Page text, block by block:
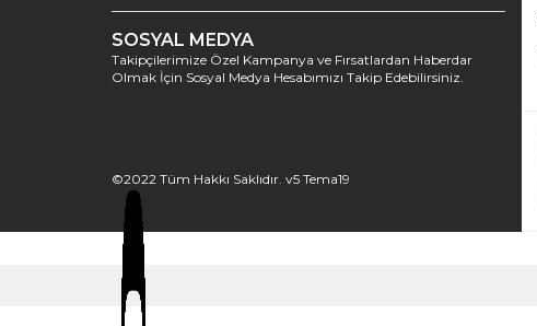
SOSYAL MEDYA
Takipçilerimize Özel Kampanya ve Fırsatlardan Haberdar
Olmak İçin Sosyal Medya Hesabımızı Takip Edebilirsiniz.
©2022 Tüm Hakkı Saklıdır. v5 Tema19